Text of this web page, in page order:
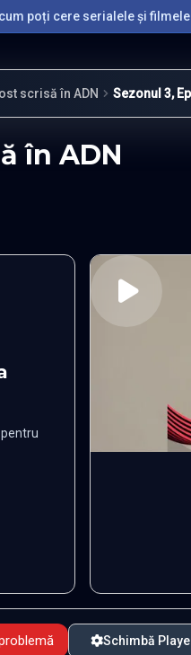
poți cere serialele și
scrisă în ADN Sezonul 3,
în ADN
Schimbă